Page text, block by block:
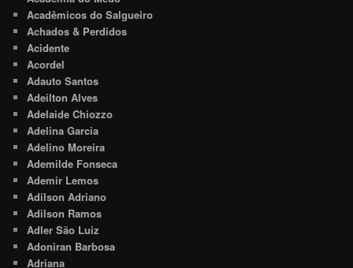
Acadêmicos do Salgueiro
Achados & Perdidos
Acidente
Acordel
Adauto Santos
Adeilton Alves
Adelaide Chiozzo
Adelina Garcia
Adelino Moreira
Ademilde Fonseca
Ademir Lemos
Adilson Adriano
Adilson Ramos
Adler São Luiz
Adoniran Barbosa
Adriana